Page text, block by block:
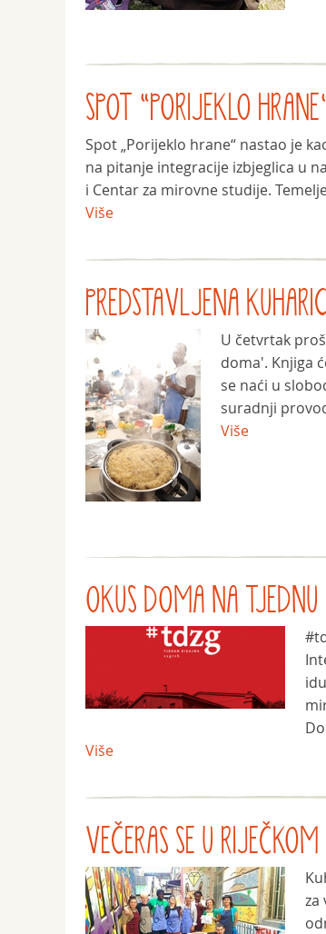
SPOT "PORIJEKLO
Spot „Porijeklo hrane“ nastao je
na pitanje integracije izbjeglica u
i Centar za mirovne studije.
Više
PREDSTAVLJENA
U četvrtak
doma'. Knjiga
se naći u
suradnji
Više
OKUS DOMA NA
Više
VEČERAS SE U
za